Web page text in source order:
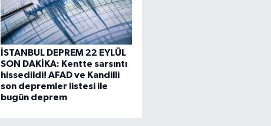
İSTANBUL DEPREM 22 EYLÜL
SON DAKİKA: Kentte sarsıntı
hissedildi! AFAD ve Kandilli
son depremler listesi ile
bugün deprem